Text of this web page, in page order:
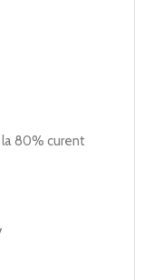
80% curent